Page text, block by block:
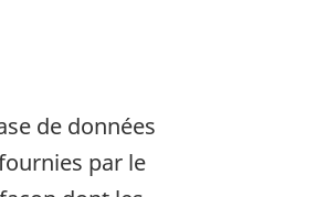
de données
par le